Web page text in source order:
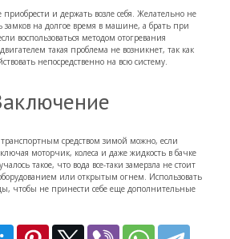
приобрести и держать возле себя. Желательно не
замков на долгое время в машине, а брать при
воспользоваться методом отогревания
такая проблема не возникнет, так как
непосредственно на всю систему.
средством зимой можно, если
моторчик, колеса и даже жидкость в бачке
такое, что вода все-таки замерзла не стоит
или открытым огнем. Использовать
чтобы не принести себе еще дополнительные